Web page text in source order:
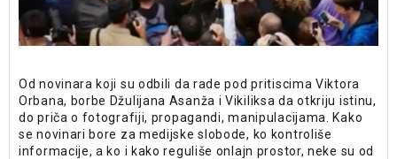
Od novinara koji su odbili da rade pod pritiscima Viktora
Orbana, borbe Džulijana Asanža i Vikiliksa da otkriju istinu,
do priča o fotografiji, propagandi, manipulacijama. Kako
se novinari bore za medijske slobode, ko kontroliše
informacije, a ko i kako reguliše onlajn prostor, neke su od